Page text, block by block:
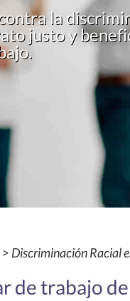
la
justo y
> Discriminación Racial
de trabajo